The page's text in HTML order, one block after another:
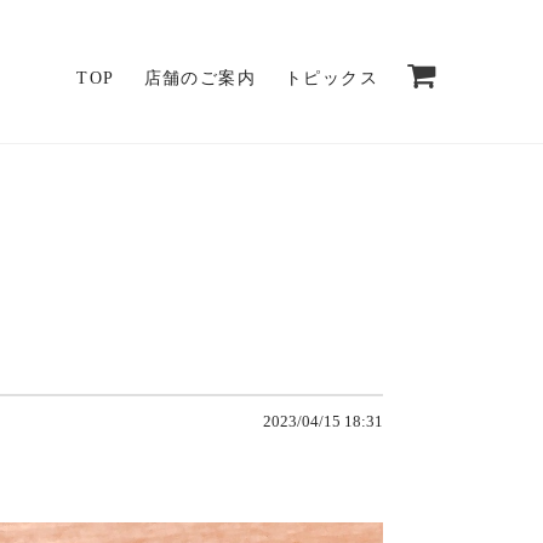
TOP 店舗のご案内 トピックス
2023/04/15 18:31